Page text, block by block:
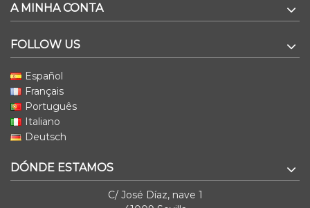
A MINHA CONTA
FOLLOW US
Español
Français
Português
Italiano
Deutsch
DÓNDE ESTAMOS
C/ José Díaz, nave 1